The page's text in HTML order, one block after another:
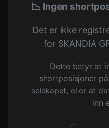
📉 Ingen
Det er ikke
for SKANDIA
Dette betyr at
shortposisjoner
selskapet, eller at
inn